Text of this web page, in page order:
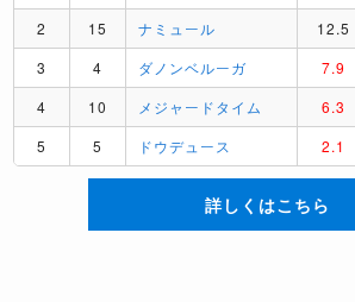
2 15 ナミュール 12.5
3
4 ダノンベルーガ 7.9
4
10 メジャードタイム 6.3
5
5 ドウデュース 2.1
詳しくはこちら